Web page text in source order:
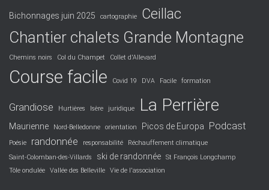
Bichonnages juin 2025 cartographie Ceillac
Chantier chalets Grande Montagne
Chemins noirs Col du Champet Collet d'Allevard
Course facile Covid 19 DVA Facile formation
Grandiose Hurtières Isère juridique La Perrière
Maurienne Nord-Belledonne orientation Picos de Europa Podcast
Poésie randonnée responsabilité
Réchauffement climatique
Saint-Colomban-des-Villards
ski de randonnée
St François Longchamp
Tôle ondulée
Vallée des Belleville Vie de l'association